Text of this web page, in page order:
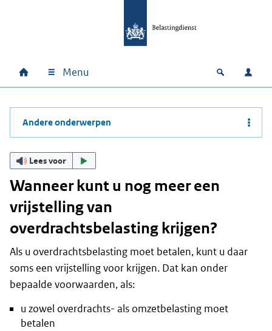
Hoofdnavigatie
Home Menu Open
Andere onderwerpen
Lees voor
Wanneer kunt u nog meer een
vrijstelling van
overdrachtsbelasting krijgen?
Als u overdrachtsbelasting moet betalen, kunt u daar
soms een vrijstelling voor krijgen. Dat kan onder
bepaalde voorwaarden, als:
u zowel overdrachts- als omzetbelasting moet
betalen